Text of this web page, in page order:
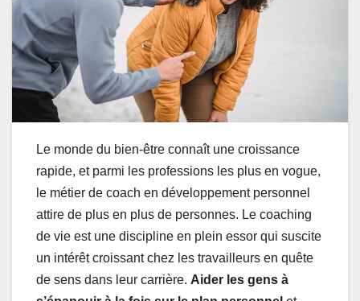
Le monde du bien-être connaît une croissance
rapide, et parmi les professions les plus en vogue,
le métier de coach en développement personnel
attire de plus en plus de personnes. Le coaching
de vie est une discipline en plein essor qui suscite
un intérêt croissant chez les travailleurs en quête
de sens dans leur carrière. Aider les gens à